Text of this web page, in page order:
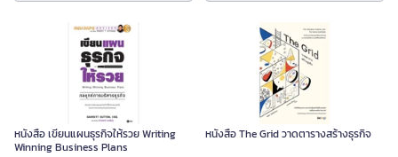
หนังสือ เขียนแผนธุรกิจให้รวย Writing
Winning Business Plans
หนังสือ The Grid วาดตารางสร้างธุรกิจ